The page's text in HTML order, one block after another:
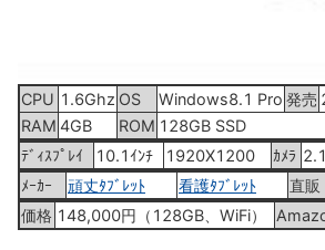
CPU 1.6Ghz OS Windows8.1 Pro 発売
RAM 4GB ROM 128GB SSD
ﾃﾞｨｽﾌﾟﾚｲ
10.1ｲﾝﾁ 1920X1200 ｶﾒﾗ
ﾒｰｶｰ
頑丈ﾀﾌﾞﾚｯﾄ 看護ﾀﾌﾞﾚｯﾄ 直販
価格 148,000円（128GB、WiFi）